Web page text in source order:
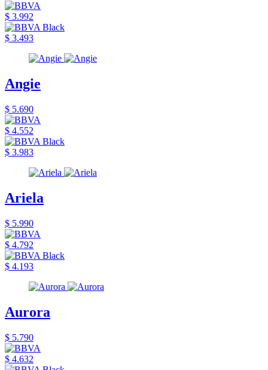
$ 3.992
$ 3.493
Angie
$ 5.690
$ 4.552
$ 3.983
Ariela
$ 5.990
$ 4.792
$ 4.193
Aurora
$ 5.790
$ 4.632